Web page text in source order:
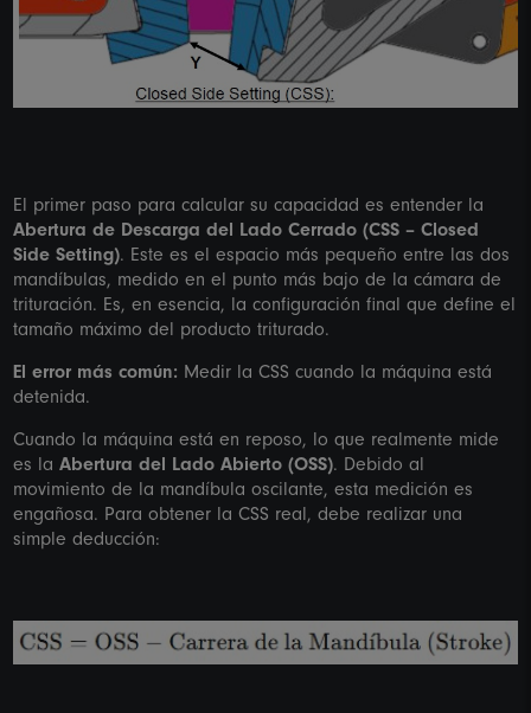
El primer paso para calcular su capacidad es entender la
Abertura de Descarga del Lado Cerrado (CSS – Closed
Side Setting). Este es el espacio más pequeño entre las dos
mandíbulas, medido en el punto más bajo de la cámara de
trituración. Es, en esencia, la configuración final que define el
tamaño máximo del producto triturado.
El error más común: Medir la CSS cuando la máquina está
detenida.
Cuando la máquina está en reposo, lo que realmente mide
es laAbertura del Lado Abierto (OSS). Debido al
movimiento de la mandíbula oscilante, esta medición es
engañosa. Para obtener la CSS real, debe realizar una
simple deducción: